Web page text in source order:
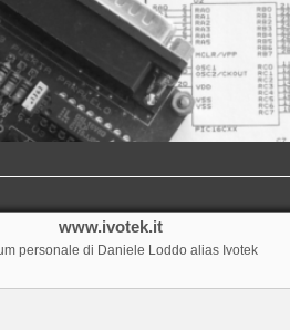
www.ivotek.it
personale di Daniele Loddo alias Ivotek